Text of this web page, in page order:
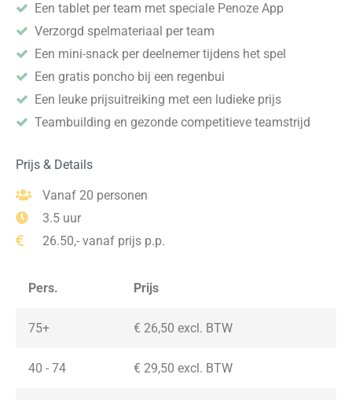
Een tablet per team met speciale Penoze App
Verzorgd spelmateriaal per team
Een mini-snack per deelnemer tijdens het spel
Een gratis poncho bij een regenbui
Een leuke prijsuitreiking met een ludieke prijs
Teambuilding en gezonde competitieve teamstrijd
Prijs & Details
Vanaf 20 personen
3.5 uur
26.50,- vanaf prijs p.p.
Pers. Prijs
75+ € 26,50 excl. BTW
40 - 74 € 29,50 excl. BTW